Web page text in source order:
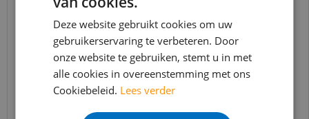
In verband met de vakantie periode zijn wij
t/m 14 augustus telefonisch helaas niet
bereikbaar.
Bestelling worden uiteraard verwerkt
echter iets minder snel dan wat je van ons
gewend bent.
Deze website gebruikt cookies om uw
gebruikerservaring te verbeteren. Door
onze website te gebruiken, stemt u in met
alle cookies in overeenstemming met ons
Cookiebeleid. Lees verder